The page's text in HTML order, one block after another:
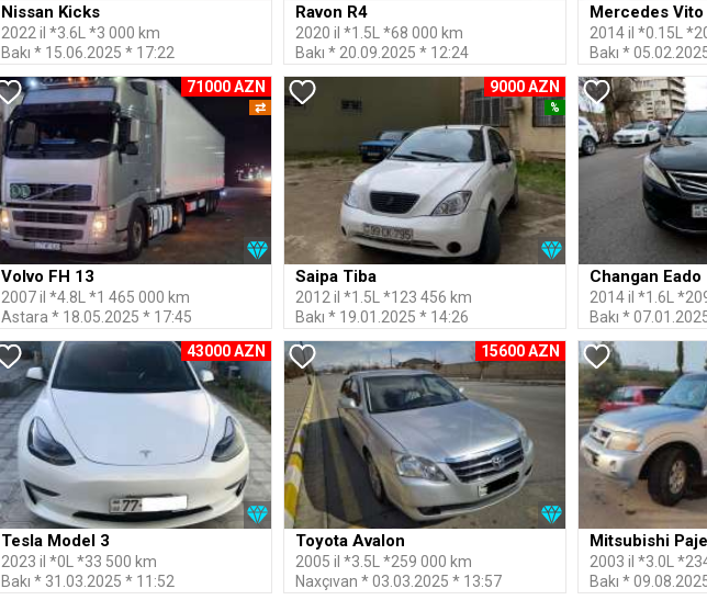
Nissan Kicks
2022 il *3.6L *3 000 km
Bakı * 15.06.2025 * 17:22
Ravon R4
2020 il *1.5L *68 000 km
Bakı * 20.09.2025 * 12:24
Mercedes Vito
2014 il *0.15L
Bakı *
71000 AZN
⇄
Volvo FH 13
2007 il *4.8L *1 465 000 km
Astara * 18.05.2025 * 17:45
9000 AZN
%
Saipa Tiba
2012 il *1.5L *123 456 km
Bakı * 19.01.2025 * 14:26
Changan Eado
2014 il *1.6L
Bakı *
43000 AZN
Tesla Model 3
2023 il *0L *33 500 km
Bakı * 31.03.2025 * 11:52
15600 AZN
Toyota Avalon
2005 il *3.5L *259 000 km
Naxçıvan * 03.03.2025 * 13:57
Mitsubishi
2003 il *3.0L
Bakı *